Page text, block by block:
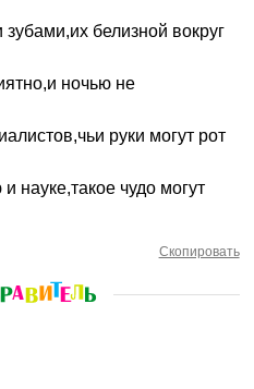
ночью не
руки могут рот
науке,такое чудо могут
Скопировать